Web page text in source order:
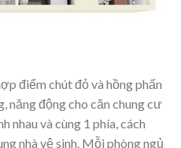
điểm chút đỏ và hồng phấn
năng động cho căn chung cư
nhau và cùng 1 phía, cách
nhà vệ sinh. Mỗi phòng ngủ